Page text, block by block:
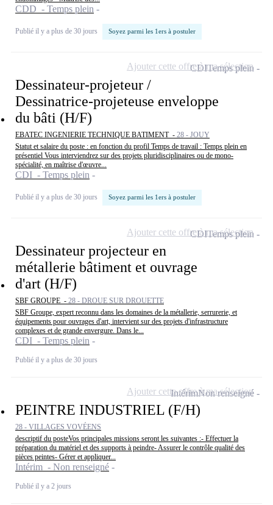
CDD - Temps plein
Publié il y a plus de 30 jours Soyez parmi les 1ers à postuler
Dessinateur-projeteur /
Dessinatrice-projeteuse enveloppe
du bâti (H/F)
EBATEC INGENIERIE TECHNIQUE BATIMENT - 28 - JOUY
Statut et salaire du poste : en fonction du profil Temps de travail : Temps plein en
présentiel Vous interviendrez sur des projets pluridisciplinaires ou de mono-
spécialité, en maîtrise d'œuvre...
CDI - Temps plein
Publié il y a plus de 30 jours Soyez parmi les 1ers à postuler
CDITemps plein
Ajouter cette offre à ma sélection
Dessinateur projecteur en
métallerie bâtiment et ouvrage
d'art (H/F)
SBF GROUPE - 28 - DROUE SUR DROUETTE
SBF Groupe, expert reconnu dans les domaines de la métallerie, serrurerie, et
équipements pour ouvrages d'art, intervient sur des projets d'infrastructure
complexes et de grande envergure. Dans le...
CDI - Temps plein
Publié il y a plus de 30 jours
CDITemps plein
Ajouter cette offre à ma sélection
PEINTRE INDUSTRIEL (F/H)
28 - VILLAGES VOVÉENS
descriptif du posteVos principales missions seront les suivantes :- Effectuer la
préparation du matériel et des supports à peindre- Assurer le contrôle qualité des
pièces peintes- Gérer et appliquer...
Intérim - Non renseigné
Publié il y a 2 jours
IntérimNon renseigné
Ajouter cette offre à ma sélection